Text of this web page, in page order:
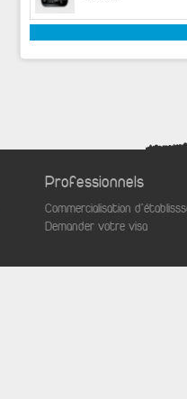
Professionnels
Commercialisation
Demander votre visa